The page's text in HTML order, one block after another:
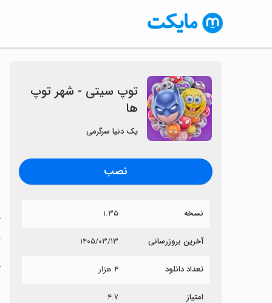
‏‏‏‏توپ سیتی - شهر توپ
ها
یک دنیا سرگرمی
نصب
نسخه ۱.۳۵
آخرین بروزرسانی ۱۴۰۵/۰۳/۱۳
تعداد دانلود ۴ هزار
امتیاز ۴.۷